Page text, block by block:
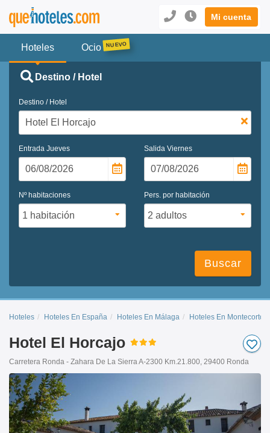
Mi cuenta
Hoteles Ocio
Destino / Hotel
Destino / Hotel
Entrada Jueves Salida Viernes
Nº habitaciones Pers. por habitación
Buscar
Hoteles Hoteles En España Hoteles En Málaga Hoteles En Montecorto
Hotel El Horcajo
Carretera Ronda - Zahara De La Sierra A-2300 Km.21.800, 29400 Ronda